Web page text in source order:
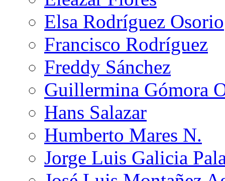
Elsa Rodríguez Osorio
Francisco Rodríguez
Freddy Sánchez
Guillermina Gómora
Hans Salazar
Humberto Mares N.
Jorge Luis Galicia